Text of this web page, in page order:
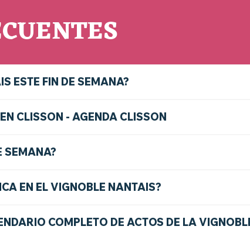
ESTE FIN DE SEMANA?
CLISSON - AGENDA CLISSON
SEMANA?
EN EL VIGNOBLE NANTAIS?
COMPLETO DE ACTOS DE LA